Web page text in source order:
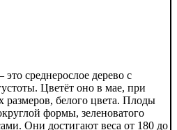
среднерослое дерево с
Цветёт оно в мае, при
размеров, белого цвета. Плоды
формы, зеленоватого
Они достигают веса от 180 до